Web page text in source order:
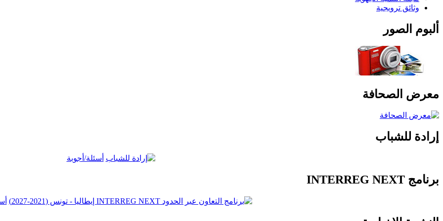
وثائق ترويجية
ألبوم الصور
معرض الصحافة
إرادة للشباب
أسئلة/أجوبة
برنامج INTERREG NEXT